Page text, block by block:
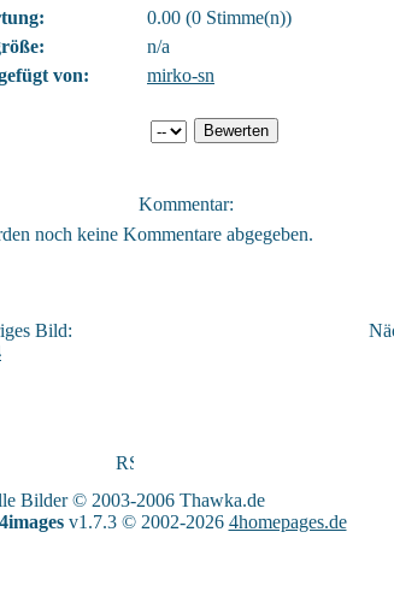
0.00 (0 Stimme(n))
n/a
von:
mirko-sn
Kommentar:
noch keine Kommentare abgegeben.
Bild:
Bilder © 2003-2006 Thawka.de
4imagesv1.7.3 © 2002-2026 4homepages.de